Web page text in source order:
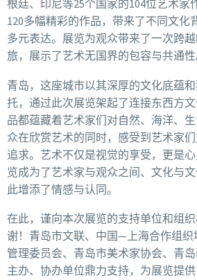
根廷、印尼等25个国家的104位艺术家
120多幅精彩的作品，带来了不同文化
多元表达。展览为观众带来了一次跨
旅，展示了艺术无国界的包容与共通性
青岛，这座城市以其深厚的文化底蕴
托，通过此次展览架起了连接东西方
品都蕴藏着艺术家们对自然、海洋、
众在欣赏艺术的同时，感受到艺术家
追求。艺术不仅是视觉的享受，更是
览成为了艺术家与观众之间、文化与
此增添了情感与认同。
在此，谨向本次展览的支持单位和组
谢！青岛市文联、中国—上海合作组织
管理委员会、青岛市美术家协会、青
主办、协办单位鼎力支持，为展览提